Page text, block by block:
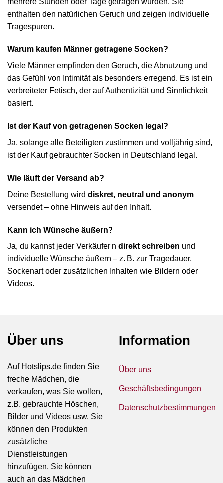
enthalten den natürlichen Geruch und zeigen individuelle
Tragespuren.
Warum kaufen Männer getragene Socken?
Viele Männer empfinden den Geruch, die Abnutzung und
das Gefühl von Intimität als besonders erregend. Es ist ein
verbreiteter Fetisch, der auf Authentizität und Sinnlichkeit
basiert.
Ist der Kauf von getragenen Socken legal?
Ja, solange alle Beteiligten zustimmen und volljährig sind,
ist der Kauf gebrauchter Socken in Deutschland legal.
Wie läuft der Versand ab?
Deine Bestellung wird diskret, neutral und anonym
versendet – ohne Hinweis auf den Inhalt.
Kann ich Wünsche äußern?
Ja, du kannst jeder Verkäuferin direkt schreiben und
individuelle Wünsche äußern – z. B. zur Tragedauer,
Sockenart oder zusätzlichen Inhalten wie Bildern oder
Videos.
Über uns
Auf Hotslips.de finden Sie
freche Mädchen, die
verkaufen, was Sie wollen,
z.B. gebrauchte Höschen,
Bilder und Videos usw. Sie
können den Produkten
zusätzliche
Dienstleistungen
hinzufügen. Sie können
auch an das Mädchen
Information
Über uns
Geschäftsbedingungen
Datenschutzbestimmungen